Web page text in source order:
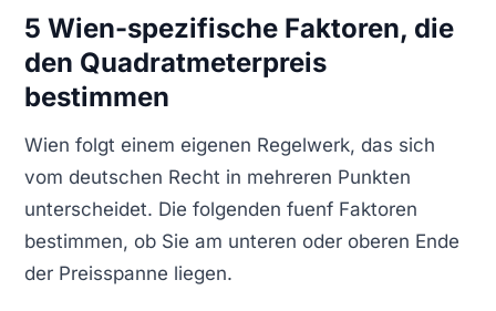
5 Wien-spezifische Faktoren, die
den Quadratmeterpreis
bestimmen
Wien folgt einem eigenen Regelwerk, das sich
vom deutschen Recht in mehreren Punkten
unterscheidet. Die folgenden fuenf Faktoren
bestimmen, ob Sie am unteren oder oberen Ende
der Preisspanne liegen.